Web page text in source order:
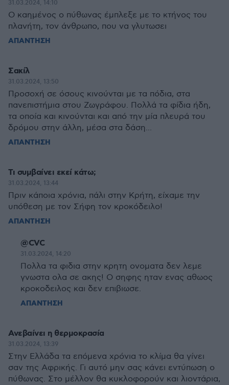
31.03.2024, 14:10
Ο καημένος ο πύθωνας έμπλεξε με το κτήνος του
πλανήτη, τον άνθρωπο, που να γλυτωσει
ΑΠΑΝΤΗΣΗ
Σακίλ
31.03.2024, 13:50
Προσοχή σε όσους κινούνται με τα πόδια, στα
πανεπιστήμια στου Ζωγράφου. Πολλά τα φίδια ήδη,
τα οποία και κινούνται και από την μία πλευρά του
δρόμου στην άλλη, μέσα στα δάση...
ΑΠΑΝΤΗΣΗ
Τι συμβαίνει εκεί κάτω;
31.03.2024, 13:44
Πριν κάποια χρόνια, πάλι στην Κρήτη, είχαμε την
υπόθεση με τον Σήφη τον κροκόδειλο!
ΑΠΑΝΤΗΣΗ
@CVC
31.03.2024, 14:20
Πολλα τα φιδια στην κρητη ονοματα δεν λεμε
γνωστα ολα σε ακης! Ο σηφης ηταν ενας αθωος
κροκοδειλος και δεν επιβιωσε.
ΑΠΑΝΤΗΣΗ
Ανεβαίνει η θερμοκρασία
31.03.2024, 13:39
Στην Ελλάδα τα επόμενα χρόνια το κλίμα θα γίνει
σαν της Αφρικής. Γι αυτό μην σας κάνει εντύπωση ο
πύθωνας. Στο μέλλον θα κυκλοφορούν και λιοντάρια,